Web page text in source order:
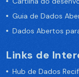
Guia de Dados
Dados Abertos
Links de
Hub de Dados